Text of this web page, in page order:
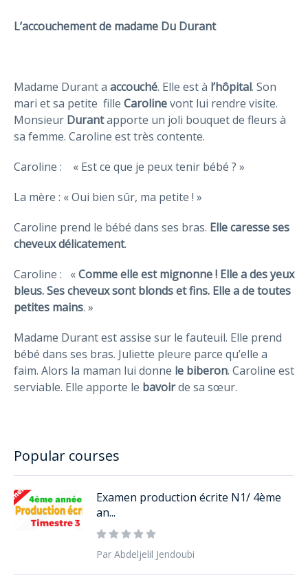
L’accouchement de madame Du Durant
Madame Durant a accouché. Elle est à l’hôpital. Son
mari et sa petite fille Carolinevont lui rendre visite.
Monsieur Durantapporte un joli bouquet de fleurs à
sa femme. Caroline est très contente.
Caroline : « Est ce que je peux tenir bébé ? »
La mère : « Oui bien sûr, ma petite ! »
Caroline prend le bébé dans ses bras. Elle caresse ses
cheveuxdélicatement.
Caroline : «Comme elle est mignonne ! Elle a des yeux
bleus. Ses cheveux sont blonds et fins. Elle a de toutes
petites mains. »
Madame Durant est assise sur le fauteuil. Elle prend
bébé dans ses bras. Juliette pleure parce qu’elle a
faim. Alors la maman lui donne le biberon. Caroline est
serviable. Elle apporte le bavoirde sa sœur.
Popular courses
Examen production écrite N1/ 4ème
an...
Par Abdeljelil Jendoubi